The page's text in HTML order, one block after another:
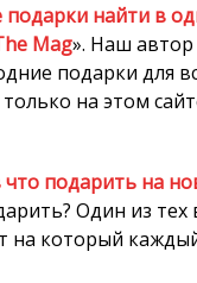
найти в
Mag». Наш
подарки для
на этом
что подарить на
Один из тех
на который